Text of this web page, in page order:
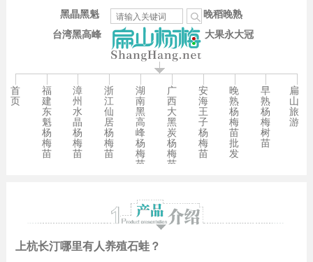
台湾黑高峰
晚稻晚熟
大果永大冠
黑晶黑魁
首
页
福
建
东
魁
杨
梅
苗
漳
州
水
晶
杨
梅
苗
浙
江
仙
居
杨
梅
苗
湖
南
黑
高
峰
杨
梅
苗
广
西
大
黑
炭
杨
梅
苗
安
海
王
子
杨
梅
苗
晚
熟
杨
梅
苗
批
发
早
熟
杨
梅
树
苗
扁
山
旅
游
上杭长汀哪里有人养殖石蛙？